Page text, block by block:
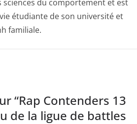
sciences du comportement et est
étudiante de son université et
familiale.
“Rap Contenders 13
de la ligue de battles